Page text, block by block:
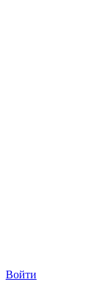
Войти